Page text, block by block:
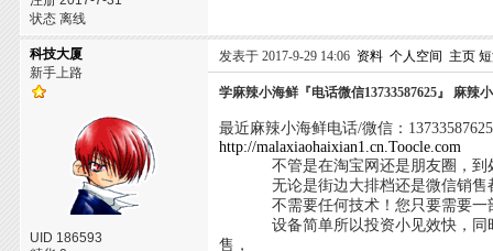
状态 离线
科技大厦
新手上路
UID 186593
发表于 2017-9-29 14:06 资料 个人空间 主页
学麻辣小海鲜『电话微信13733587625』 麻辣
最近麻辣小海鲜电话/微信：
http://malaxiaohaixian1.cn.Toocle.com
不管是在淘宝网还是朋友圈，到处
无论是街边大排档还是微信销售都
不需要任何技术！您只要需要一部
设备简单所以投资小见效快，同时
售，